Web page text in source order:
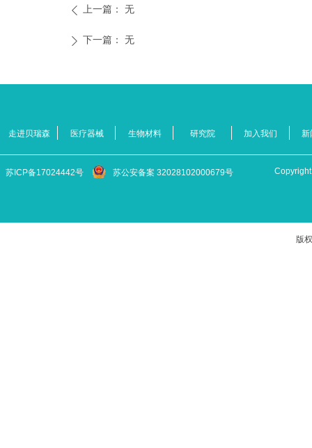
ꄴ 上一篇： 无
ꄲ 下一篇： 无
苏公安备案 32028102000679号
苏ICP备17024442号
走进贝瑞森 医疗器械 生物材料 研究院 加入我们 新
版